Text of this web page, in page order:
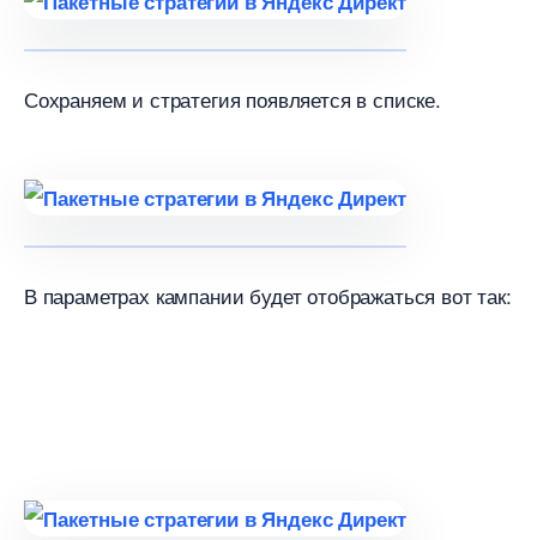
Сохраняем и стратегия появляется в списке.
параметрах кампании будет отображаться вот так: